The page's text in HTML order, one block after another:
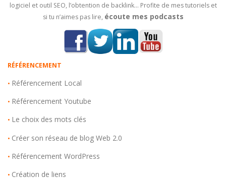
logiciel et outil SEO, l’obtention de backlink… Profite de mes tutoriels et
si tu n’aimes pas lire, écoute mes podcasts
RÉFÉRENCEMENT
• Référencement Local
• Référencement Youtube
• Le choix des mots clés
• Créer son réseau de blog Web 2.0
• Référencement WordPress
• Création de liens